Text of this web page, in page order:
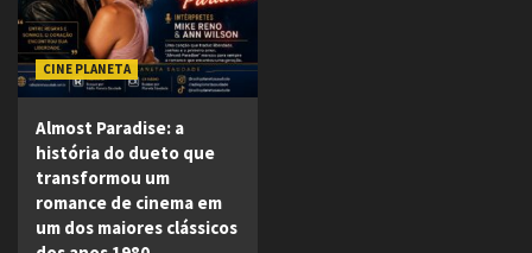
CINE PLANETA
Almost Paradise: a
história do dueto que
transformou um
romance de cinema em
um dos maiores clássicos